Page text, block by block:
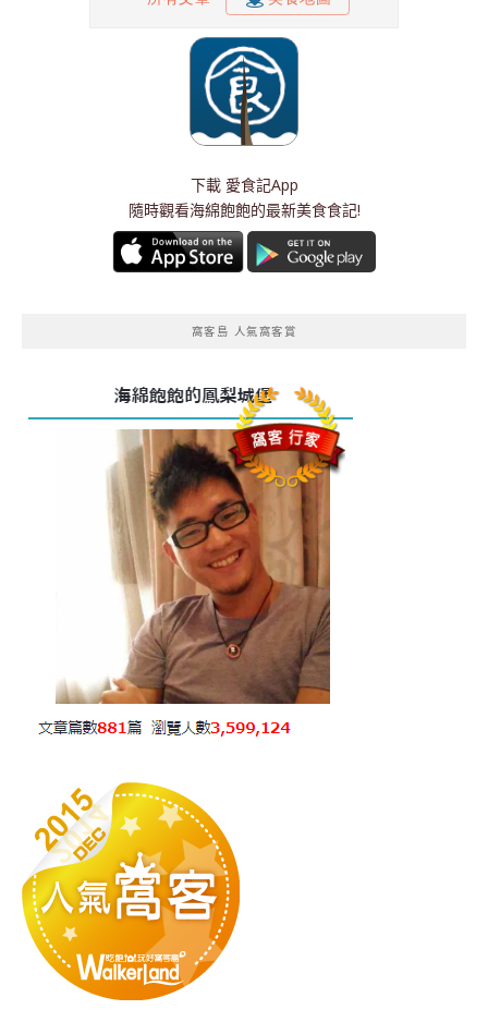
下載 愛食記App
隨時觀看海綿飽飽的最新美食食記!
窩客島 人氣窩客賞